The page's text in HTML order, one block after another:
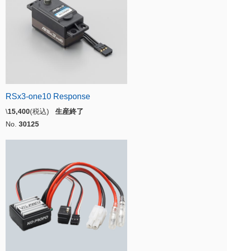
RSx3-one10 Response
\15,400(税込) 生産終了
No. 30125